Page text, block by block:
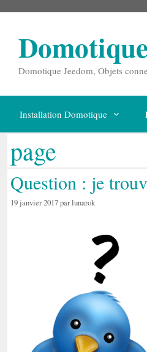
Domotique Jeedom, Objets
Installation Domotique
page
Question : je
19 janvier 2017parlunarok